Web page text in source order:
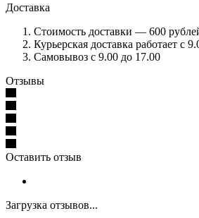
Доставка
Стоимость доставки — 600
Курьерская доставка работает с
Самовывоз с 9.00 до 17.00
Отзывы
Оставить отзыв
Загрузка отзывов...